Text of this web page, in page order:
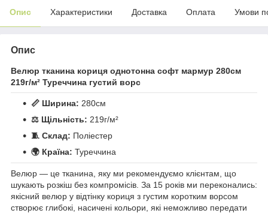
Опис Характеристики Доставка Оплата Умови
Опис
Велюр тканина кориця однотонна софт мармур 280см
219г/м² Туреччина густий ворс
📏 Ширина: 280см
⚖️ Щільність: 219г/м²
🧵 Склад: Поліестер
🌍 Країна: Туреччина
Велюр — це тканина, яку ми рекомендуємо клієнтам, що
шукають розкіш без компромісів. За 15 років ми переконались:
якісний велюр у відтінку кориця з густим коротким ворсом
створює глибокі, насичені кольори, які неможливо передати